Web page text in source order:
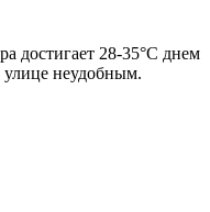
достигает 28-35°C днем
улице неудобным.